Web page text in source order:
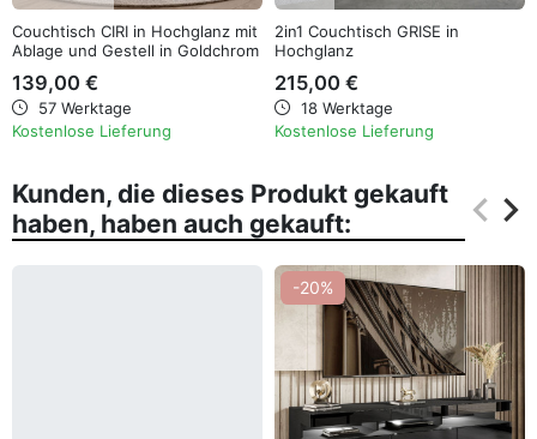
Couchtisch CIRI in Hochglanz mit
Ablage und Gestell in Goldchrom
139,00 €
57 Werktage
Kostenlose Lieferung
2in1 Couchtisch GRISE in
Hochglanz
215,00 €
18 Werktage
Kostenlose Lieferung
Kunden, die dieses Produkt gekauft
haben, haben auch gekauft:
keyboard_arrow_left
keyboard_arrow_right
-20%